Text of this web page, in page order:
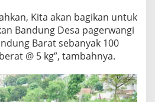
Kita akan bagikan untuk
Bandung Desa pagerwangi
Barat sebanyak 100
@ 5 kg”, tambahnya.